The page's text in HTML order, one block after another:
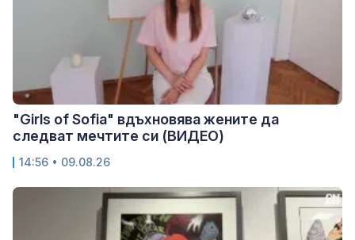
"Girls of Sofia" вдъхновява жените да
следват мечтите си (ВИДЕО)
14:56 • 09.08.26